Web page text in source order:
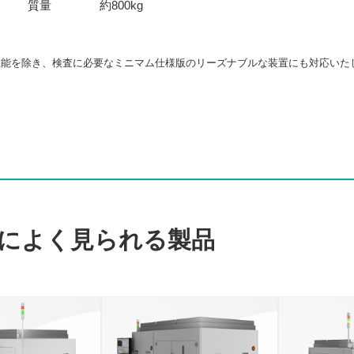
質量 約800kg
を除き、検査に必要なミニマム仕様版のリーズナブルな装置にも対応いた
よく見られる製品